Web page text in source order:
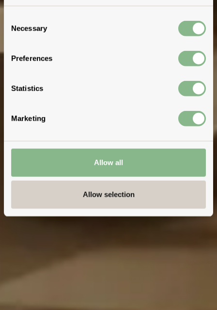
Selection
Necessary
Preferences
Statistics
Marketing
Allow all
Allow selection